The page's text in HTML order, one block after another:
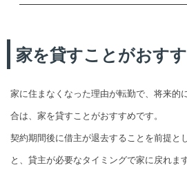
家を貸すことがおす
家に住まなくなった理由が転勤で、将来的
合は、家を貸すことがおすすめです。
契約期間後に借主が退去することを前提と
と、貸主が必要なタイミングで家に戻れます